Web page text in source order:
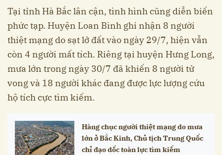
Tại tỉnh Hà Bắc lân cận, tình hình cũng diễn biến
phức tạp. Huyện Loan Bình ghi nhận 8 người
thiệt mạng do sạt lở đất vào ngày 29/7, hiện vẫn
còn 4 người mất tích. Riêng tại huyện Hưng Long,
mưa lớn trong ngày 30/7 đã khiến 8 người tử
vong và 18 người khác đang được lực lượng cứu
hộ tích cực tìm kiếm.
Hàng chục người thiệt mạng do mưa
lớn ở Bắc Kinh, Chủ tịch Trung Quốc
chỉ đạo dốc toàn lực tìm kiếm